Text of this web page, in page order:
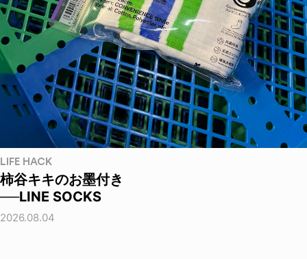
LIFE HACK
柿谷キキのお墨付き
──LINE SOCKS
2026.08.04